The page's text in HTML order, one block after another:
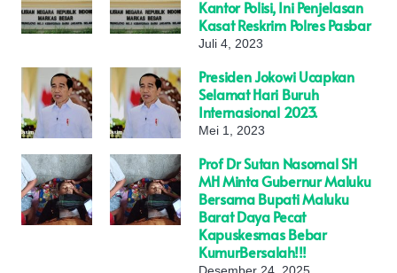
Kantor Polisi, Ini Penjelasan
Kasat Reskrim Polres Pasbar
Juli 4, 2023
Presiden Jokowi Ucapkan
Selamat Hari Buruh
Internasional 2023.
Mei 1, 2023
Prof Dr Sutan Nasomal SH
MH Minta Gubernur Maluku
Bersama Bupati Maluku
Barat Daya Pecat
Kapuskesmas Bebar
KumurBersalah!!!